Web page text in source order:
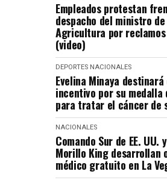
Empleados protestan
despacho del ministro de
Agricultura por
(video)
DEPORTES NACIONALES
Evelina Minaya destinará
incentivo por su medalla
para tratar el cáncer de
NACIONALES
Comando Sur de EE. UU.
Morillo King desarrollan
médico gratuito en La